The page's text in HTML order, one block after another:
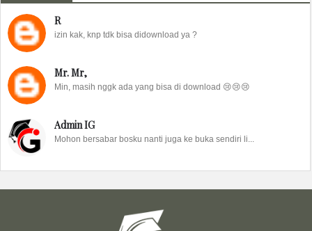
R
izin kak, knp tdk bisa didownload ya ?
Mr. Mr,
Min, masih nggk ada yang bisa di download 😢😢😢
Admin IG
Mohon bersabar bosku nanti juga ke buka sendiri li...